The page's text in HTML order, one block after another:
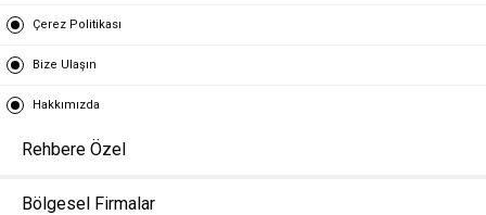
Çerez Politikası
Bize Ulaşın
Hakkımızda
Rehbere Özel
Bölgesel Firmalar